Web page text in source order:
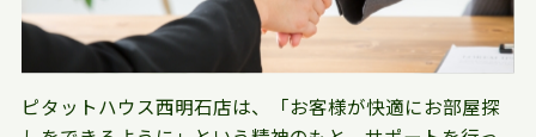
ピタットハウス西明石店は、「お客様が快適にお部屋探